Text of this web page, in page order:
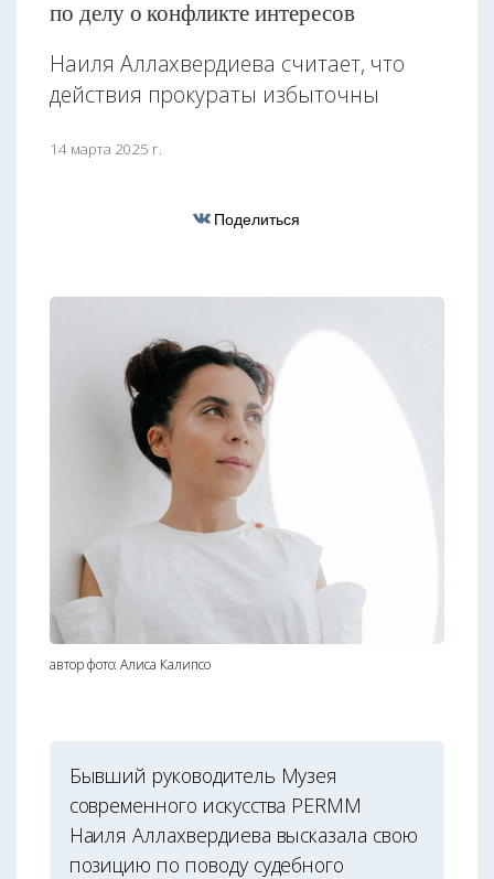
по делу о конфликте интересов
Наиля Аллахвердиева считает, что
действия прокураты избыточны
14 марта 2025 г.
Поделиться
автор фото: Алиса Калипсо
Бывший руководитель Музея
современного искусства PERMM
Наиля Аллахвердиева высказала свою
позицию по поводу судебного